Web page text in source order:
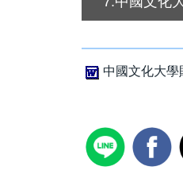
中國文化大學